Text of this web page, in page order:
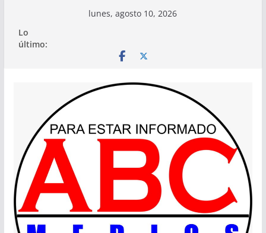
contenido
lunes, agosto 10, 2026
Lo
último: